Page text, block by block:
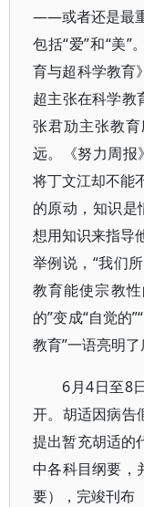
——或者还是最
包括“爱”和“美
育与超科学教育
超主张在科学教
张君劢主张教
远。《努力周报
将丁文江却不能
的原动，知识是
想用知识来指导
举例说，“我们
教育能使宗教性
的”变成“自觉的
教育”一语亮明了
6月4日至8
开。胡适因病告
提出暂充胡适的
中各科目纲要，
要），完竣刊布